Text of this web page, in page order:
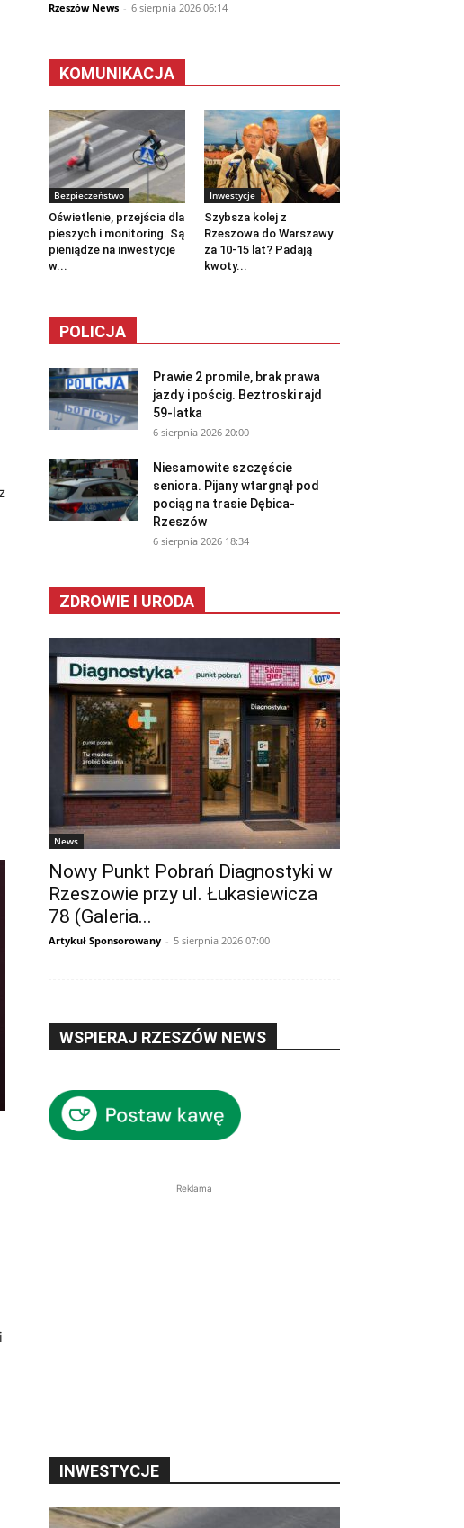
Rzeszów News - 6 sierpnia 2026 06:14
KOMUNIKACJA
Bezpieczeństwo
Oświetlenie, przejścia dla
pieszych i monitoring. Są
pieniądze na inwestycje
w...
Inwestycje
Szybsza kolej z
Rzeszowa do Warszawy
za 10-15 lat? Padają
kwoty...
POLICJA
Prawie 2 promile, brak prawa
jazdy i pościg. Beztroski rajd
59-latka
6 sierpnia 2026 20:00
Niesamowite szczęście
seniora. Pijany wtargnął pod
pociąg na trasie Dębica-
Rzeszów
6 sierpnia 2026 18:34
ZDROWIE I URODA
News
Nowy Punkt Pobrań Diagnostyki w
Rzeszowie przy ul. Łukasiewicza
78 (Galeria...
Artykuł Sponsorowany - 5 sierpnia 2026 07:00
WSPIERAJ RZESZÓW NEWS
Reklama
INWESTYCJE